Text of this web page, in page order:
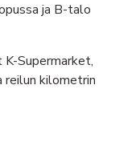
ja B-talo
Supermarket,
reilun kilometrin